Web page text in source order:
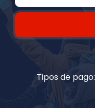
Tipos de pago: